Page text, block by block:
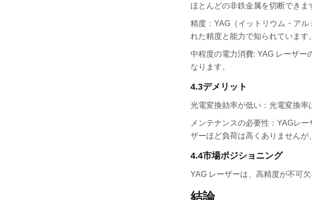
ほとんどの非鉄金属を切断できま
精度：YAG（イットリウム・ア
れた精度と能力で知られています
中程度の電力消費: YAG レーザー
なります。
4.3デメリット
光電変換効率が低い：光電変換率
メンテナンスの必要性：YAGレ
ザーほど負荷は高くありませんが
4.4市場ポジショニング
YAG レーザーは、高精度が不可
結論